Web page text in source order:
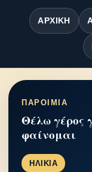
ΑΡΧΙΚΉ
ΠΑΡΟΙΜΙΑ
Θέλω γέρος
φαίνομαι
ΗΛΙΚΙΑ